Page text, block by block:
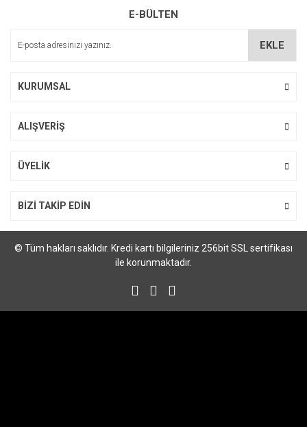
Ürün açıklamasında eksik bilgiler bulunuyor.
E-BÜLTEN
EKLE
KURUMSAL
ALIŞVERİŞ
ÜYELİK
BİZİ TAKİP EDİN
© Tüm hakları saklıdır. Kredi kartı bilgileriniz 256bit SSL sertifikası
ile korunmaktadır.